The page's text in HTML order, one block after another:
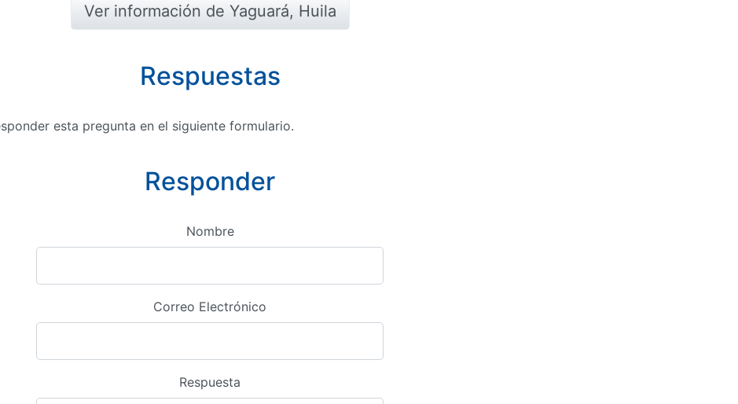
Ver información de Yaguará, Huila
Respuestas
esta pregunta en el siguiente formulario.
Responder
Nombre
Correo Electrónico
Respuesta